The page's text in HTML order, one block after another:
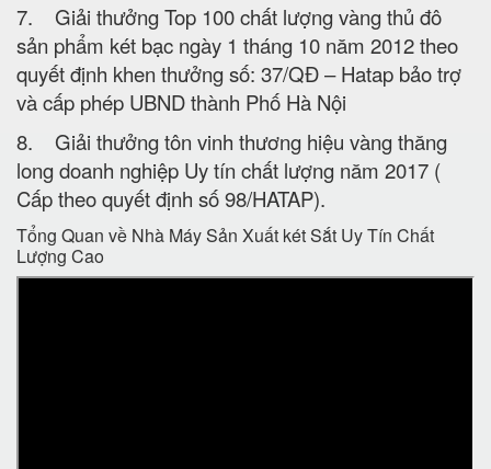
7. Giải thưởng Top 100 chất lượng vàng thủ đô
sản phẩm két bạc ngày 1 tháng 10 năm 2012 theo
quyết định khen thưởng số: 37/QĐ – Hatap bảo trợ
và cấp phép UBND thành Phố Hà Nội
8. Giải thưởng tôn vinh thương hiệu vàng thăng
long doanh nghiệp Uy tín chất lượng năm 2017 (
Cấp theo quyết định số 98/HATAP).
Tổng Quan về Nhà Máy Sản Xuất két Sắt Uy Tín Chất
Lượng Cao